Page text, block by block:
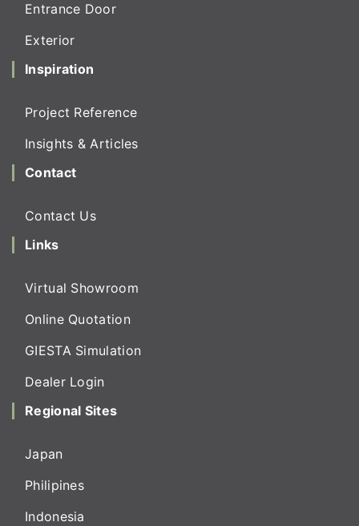
Entrance Door
Exterior
Inspiration
Project Reference
Insights & Articles
Contact
Contact Us
Links
Virtual Showroom
Online Quotation
GIESTA Simulation
Dealer Login
Regional Sites
Japan
Philipines
Indonesia